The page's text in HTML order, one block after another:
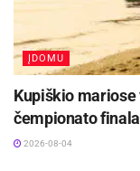
ĮDOMU
Kupiškio
čempionato
2026-08-04